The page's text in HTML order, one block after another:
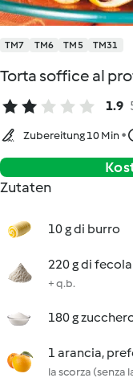
TM7 TM6 TM5 TM31
Torta soffice al
1.9
Zubereitung 10 Min
Zutaten
10 g di burro
220 g di
+ q.b.
180 g
1 arancia,
la scorza (senza